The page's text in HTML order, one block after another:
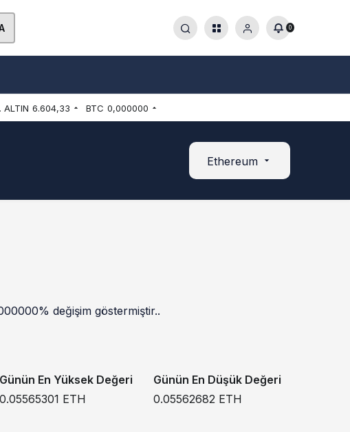
0
ALTIN 6.604,33 BTC 0,000000
Ethereum
değişim göstermiştir..
Günün En Yüksek Değeri
0.05565301 ETH
Günün En Düşük Değeri
0.05562682 ETH